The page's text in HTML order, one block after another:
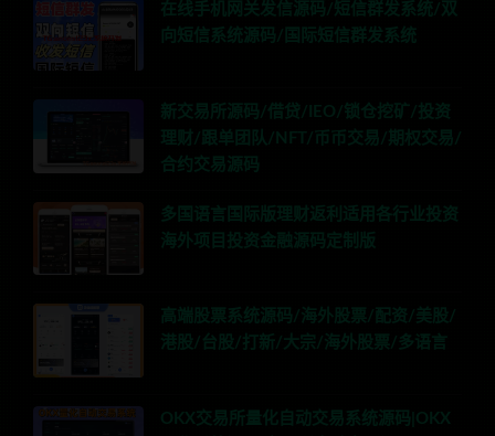
在线手机网关发信源码/短信群发系统/双
向短信系统源码/国际短信群发系统
新交易所源码/借贷/IEO/锁仓挖矿/投资
理财/跟单团队/NFT/币币交易/期权交易/
合约交易源码
多国语言国际版理财返利适用各行业投资
海外项目投资金融源码定制版
高端股票系统源码/海外股票/配资/美股/
港股/台股/打新/大宗/海外股票/多语言
OKX交易所量化自动交易系统源码|OKX